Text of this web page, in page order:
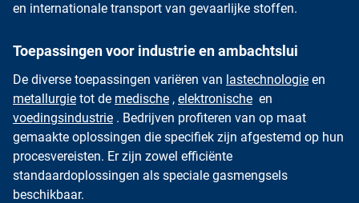
en internationale transport van gevaarlijke stoffen.
Toepassingen voor industrie en ambachtslui
De diverse toepassingen variëren van lastechnologie en
metallurgie tot de medische , elektronische en
voedingsindustrie . Bedrijven profiteren van op maat
gemaakte oplossingen die specifiek zijn afgestemd op hun
procesvereisten. Er zijn zowel efficiënte
standaardoplossingen als speciale gasmengsels
beschikbaar.